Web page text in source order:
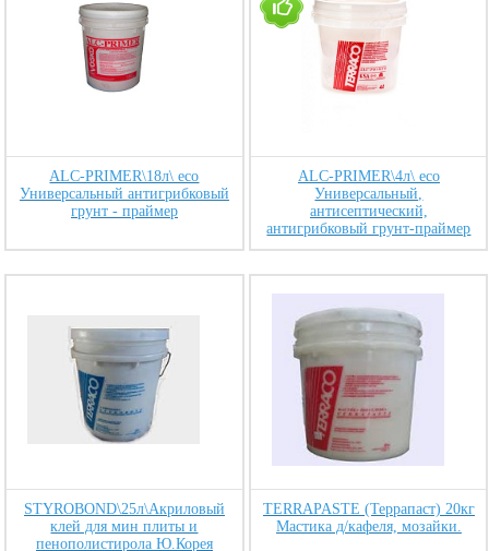
ALC-PRIMER\18л\ eco
Универсальный антигрибковый
грунт - праймер
ALC-PRIMER\4л\ eco
Универсальный,
антисептический,
антигрибковый грунт-праймер
STYROBOND\25л\Акриловый
клей для мин плиты и
пенополистирола Ю.Корея
TERRAPASTE (Террапаст) 20кг
Мастика д/кафеля, мозайки.